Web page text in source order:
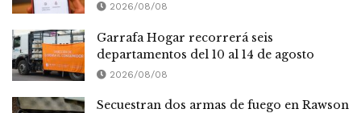
2026/08/08
Garrafa Hogar recorrerá seis
departamentos del 10 al 14 de agosto
2026/08/08
Secuestran dos armas de fuego en Rawson